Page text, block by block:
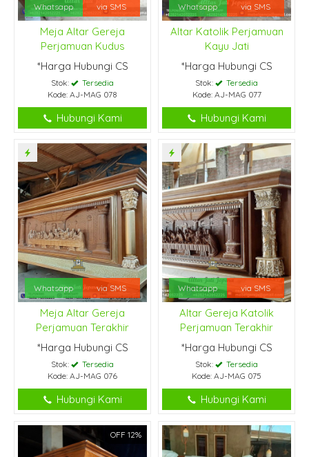
Whatsapp via SMS
Meja Altar Gereja
Perjamuan Kudus
*Harga Hubungi CS
Stok:
Tersedia
Kode: AJ-MAG 078
Hubungi Kami
Whatsapp via SMS
Altar Katolik Perjamuan
Kayu Jati
*Harga Hubungi CS
Stok:
Tersedia
Kode: AJ-MAG 077
Hubungi Kami
Whatsapp via SMS
Meja Altar Gereja
Perjamuan Terakhir
*Harga Hubungi CS
Stok:
Tersedia
Kode: AJ-MAG 076
Hubungi Kami
Whatsapp via SMS
Altar Gereja Katolik
Perjamuan Terakhir
*Harga Hubungi CS
Stok:
Tersedia
Kode: AJ-MAG 075
Hubungi Kami
OFF 12%